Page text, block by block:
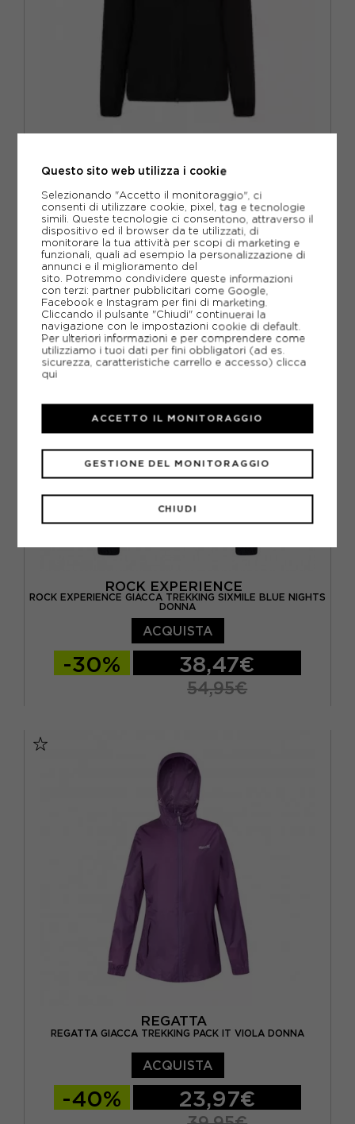
ROCK EXPERIENCE GIACCA TREKKING SIXMILE NERO DONNA
XS S M L XL
ACQUISTA
-30% 38,47€
54,95€
ROCK EXPERIENCE
ROCK EXPERIENCE GIACCA TREKKING SIXMILE BLUE NIGHTS
DONNA
ACQUISTA
-30% 38,47€
54,95€
REGATTA
REGATTA GIACCA TREKKING PACK IT VIOLA DONNA
ACQUISTA
-40% 23,97€
Questo sito web utilizza i cookie
Selezionando "Accetto il monitoraggio", ci
consenti di utilizzare cookie, pixel, tag e tecnologie
simili. Queste tecnologie ci consentono, attraverso il
dispositivo ed il browser da te utilizzati, di
monitorare la tua attività per scopi di marketing e
funzionali, quali ad esempio la personalizzazione di
annunci e il miglioramento del
sito. Potremmo condividere queste informazioni
con terzi: partner pubblicitari come Google,
Facebook e Instagram per fini di marketing.
Cliccando il pulsante "Chiudi" continuerai la
navigazione con le impostazioni cookie di default.
Per ulteriori informazioni e per comprendere come
utilizziamo i tuoi dati per fini obbligatori (ad es.
sicurezza, caratteristiche carrello e accesso) clicca
qui
CHIUDI
GESTIONE DEL MONITORAGGIO
ACCETTO IL MONITORAGGIO